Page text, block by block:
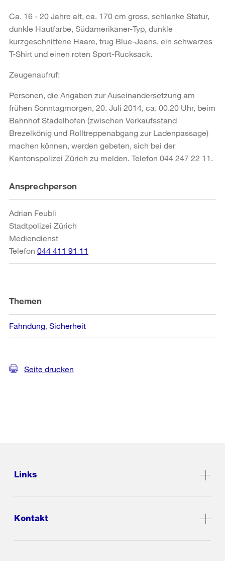
Ca. 16 - 20 Jahre alt, ca. 170 cm gross, schlanke Statur,
dunkle Hautfarbe, Südamerikaner-Typ, dunkle
kurzgeschnittene Haare, trug Blue-Jeans, ein schwarzes
T-Shirt und einen roten Sport-Rucksack.
Zeugenaufruf:
Personen, die Angaben zur Auseinandersetzung am
frühen Sonntagmorgen, 20. Juli 2014, ca. 00.20 Uhr, beim
Bahnhof Stadelhofen (zwischen Verkaufsstand
Brezelkönig und Rolltreppenabgang zur Ladenpassage)
machen können, werden gebeten, sich bei der
Kantonspolizei Zürich zu melden. Telefon 044 247 22 11.
Weitere
Informationen
Ansprechperson
Adrian Feubli
Stadtpolizei Zürich
Mediendienst
Telefon 044 411 91 11
Themen
Fahndung Sicherheit
Seite drucken
Links
Kontakt